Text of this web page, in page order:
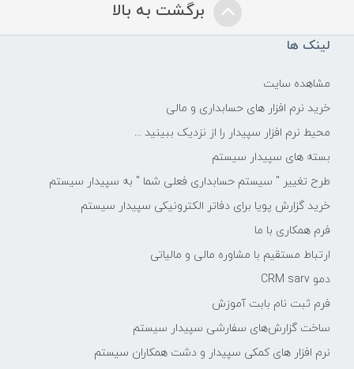
برگشت به بالا
لینک ها
مشاهده سایت
خرید نرم افزار های حسابداری و مالی
محیط نرم افزار سپیدار را از نزدیک ببینید ...
بسته های سپیدار سیستم
طرح تغییر " سیستم حسابداری فعلی شما " به سپیدار سیستم
خرید گزارش پویا برای دفاتر الکترونیکی سپیدار سیستم
فرم همکاری با ما
ارتباط مستقیم با مشاوره مالی و مالیاتی
دمو CRM sarv
فرم ثبت نام بابت آموزش
ساخت گزارش‌های سفارشی سپیدار سیستم
نرم افزار های کمکی سپیدار و دشت همکاران سیستم